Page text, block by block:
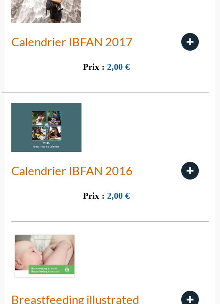
Calendrier IBFAN 2017
Prix : 2,00 €
Calendrier IBFAN 2016
Prix : 2,00 €
Breastfeeding illustrated